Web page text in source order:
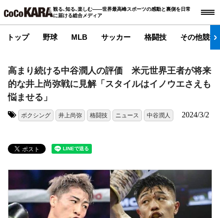
観る､知る､楽しむ――世界最高峰スポーツの感動と裏側を日常
に届ける総合メディア
トップ 野球 MLB サッカー 格闘技 その他競技
高まり続ける中谷潤人の評価 米元世界王者が将来
的な井上尚弥戦に見解「スタイルはイノウエさえも
悩ませる」
ボクシング 井上尚弥 格闘技 ニュース 中谷潤人 2024/3/2